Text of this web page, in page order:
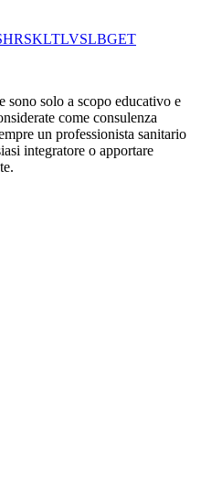
HRSKLTLVSLBGET
solo a scopo educativo e
come consulenza
un professionista sanitario
integratore o apportare